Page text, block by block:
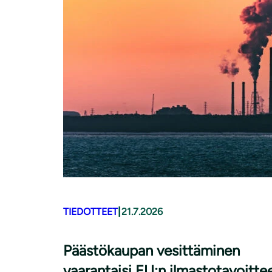
TIEDOTTEET| 21.7.2026
Päästökaupan vesittäminen